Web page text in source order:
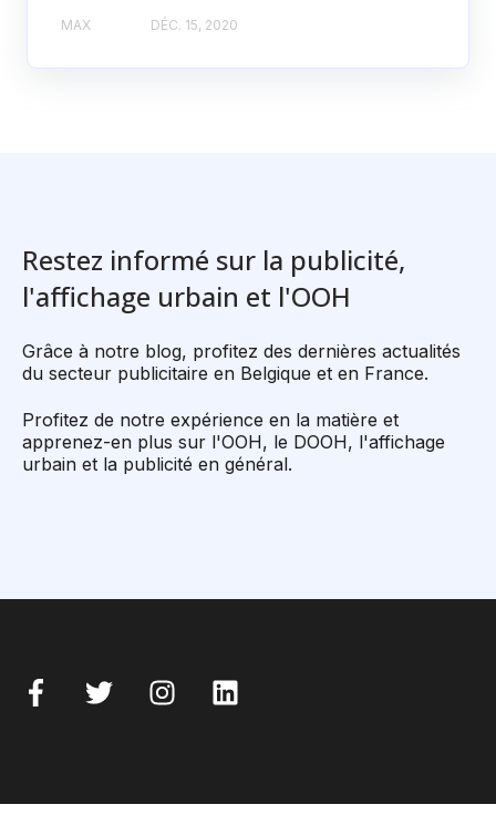
MAX DÉC. 15, 2020
Restez informé sur la publicité,
l'affichage urbain et l'OOH
Grâce à notre blog, profitez des dernières actualités
du secteur publicitaire en Belgique et en France.
Profitez de notre expérience en la matière et
apprenez-en plus sur l'OOH, le DOOH, l'affichage
urbain et la publicité en général.